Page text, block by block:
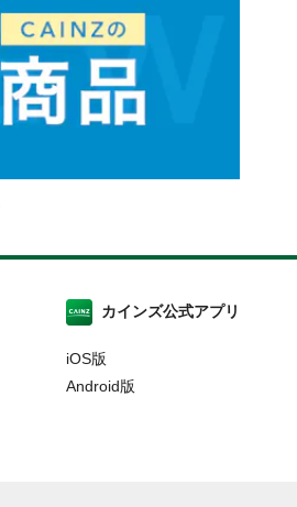
カインズ公式アプリ
iOS版
Android版